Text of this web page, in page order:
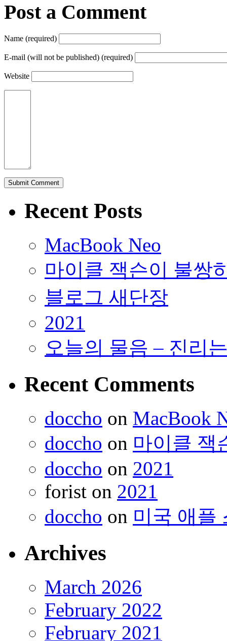
Post a Comment
Name (required)
E-mail (will not be published) (required)
Website
Recent Posts
MacBook Neo
마이클 잭슨이 불쌍
블로그 새단장
2021
오늘의 물음 – 진리
Recent Comments
doccho on MacBook
doccho on 마이클 잭
doccho on 2021
forist on 2021
doccho on 미국 애플
Archives
March 2026
February 2022
February 2021